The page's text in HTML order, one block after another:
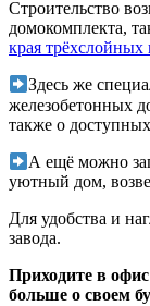
Строительство
домокомплекта,
края трёхслойных
Здесь же
железобетонных
также о
А ещё можно
уютный дом,
Для удобства и
завода.
Приходите в
больше о своем